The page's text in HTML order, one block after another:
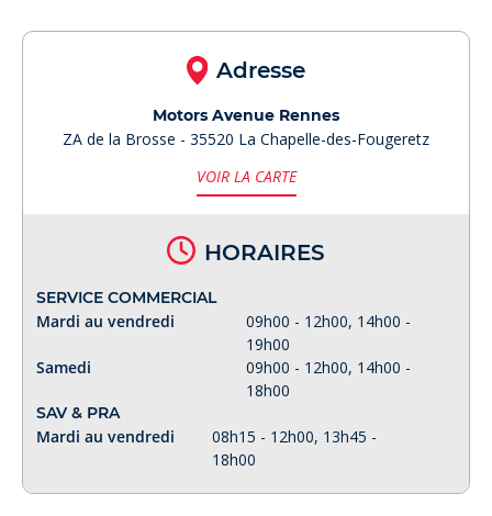
Adresse
Motors Avenue Rennes
ZA de la Brosse - 35520 La Chapelle-des-Fougeretz
VOIR LA CARTE
HORAIRES
SERVICE COMMERCIAL
Mardi au vendredi
09h00 - 12h00, 14h00 -
19h00
Samedi
09h00 - 12h00, 14h00 -
18h00
SAV & PRA
Mardi au vendredi
08h15 - 12h00, 13h45 -
18h00